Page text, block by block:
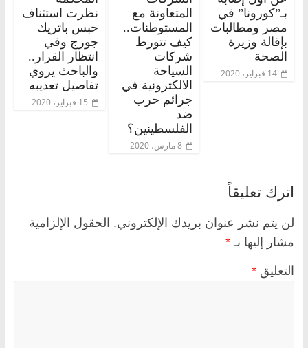
بـ”كورونا” في
مصر ومطالبات
بإقالة وزيرة
الصحة
14 فبراير، 2020
المتعاونة مع
المستوطنات..
كيف تتورط
شركات
السياحة
الالكترونية في
جرائم حرب
ضد
الفلسطينين؟
8 مارس، 2020
نظرت استئناف
حبس باتريك
جورج وفي
انتظار القرار..
والباحث يروي
تفاصيل تعذيبه
15 فبراير، 2020
اترك تعليقاً
لن يتم نشر عنوان بريدك الإلكتروني. الحقول الإلزامية
مشار إليها بـ *
التعليق *